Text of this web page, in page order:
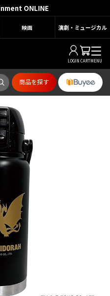
ONLINE
映画 演劇・ミュージカル
LOGIN CARTMENU
商品を探す